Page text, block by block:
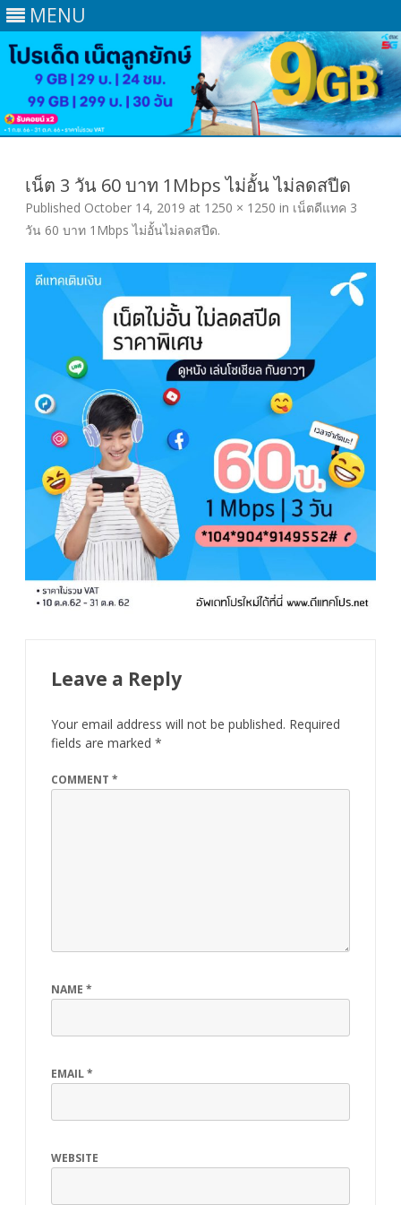
MENU
content
เน็ต 3 วัน 60 บาท 1Mbps ไม่อั้น ไม่ลดสปีด
Published October 14, 2019 at 1250 × 1250 in เน็ตดีแทค 3
วัน 60 บาท 1Mbps ไม่อั้นไม่ลดสปีด.
Leave a Reply
Your email address will not be published. Required
fields are marked *
COMMENT *
NAME *
EMAIL*
WEBSITE